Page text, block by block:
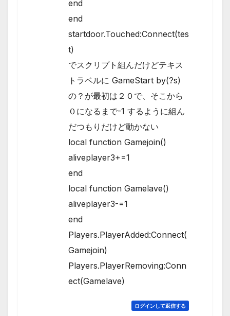
end
end
startdoor.Touched:Connect(tes
t)
でスクリプト組んだけどテキス
トラベルに GameStart by(?s)
の？が最初は２０で、そこから
０になるまで-1 するように組ん
だつもりだけど動かない
local function Gamejoin()
aliveplayer3+=1
end
local function Gamelave()
aliveplayer3-=1
end
Players.PlayerAdded:Connect(
Gamejoin)
Players.PlayerRemoving:Conn
ect(Gamelave)
ログインして返信する